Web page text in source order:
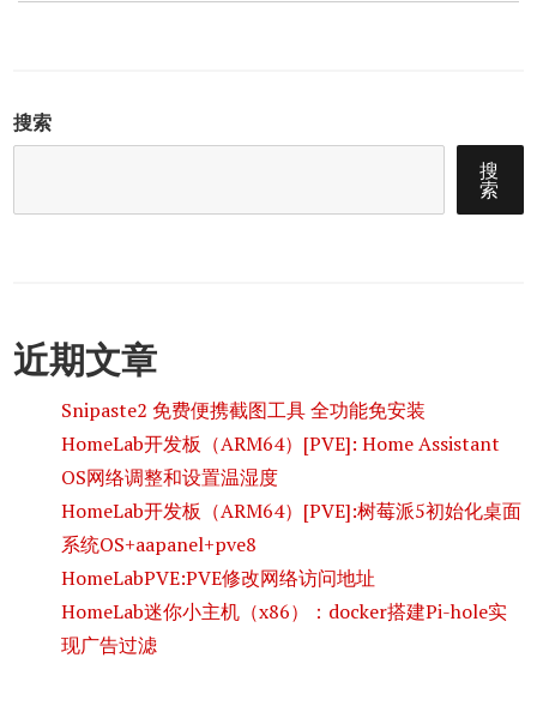
搜索
搜
索
近期文章
Snipaste2 免费便携截图工具 全功能免安装
HomeLab开发板（ARM64）[PVE]: Home Assistant
OS网络调整和设置温湿度
HomeLab开发板（ARM64）[PVE]:树莓派5初始化桌面
系统OS+aapanel+pve8
HomeLabPVE:PVE修改网络访问地址
HomeLab迷你小主机（x86）：docker搭建Pi-hole实
现广告过滤